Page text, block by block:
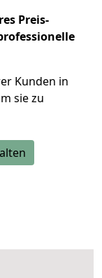
Preis-
Kunden in
sie zu